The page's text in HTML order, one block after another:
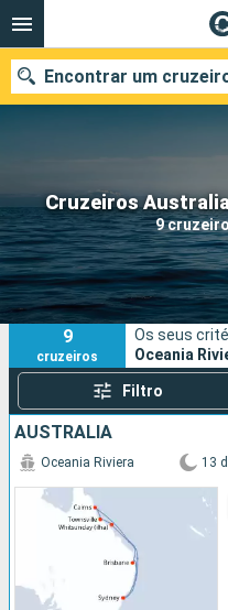
Cruzeiros
9
Encontrar um
Quando ir?
Data de partida
Portos
9
cruzeiros
Os seus
Oceania
Filtro
AUSTRALIA
Oceania Riviera 13 d